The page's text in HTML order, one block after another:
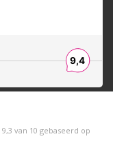
9,3 van 10 gebaseerd op